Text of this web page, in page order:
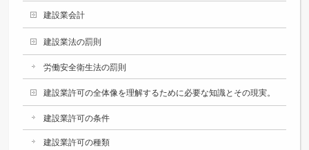
建設業会計
建設業法の罰則
労働安全衛生法の罰則
建設業許可の全体像を理解するために必要な知識とその現実。
建設業許可の条件
建設業許可の種類